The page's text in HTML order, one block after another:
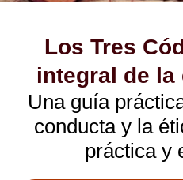
Los Tres
integral de
Una guía
conducta y la
práctica y